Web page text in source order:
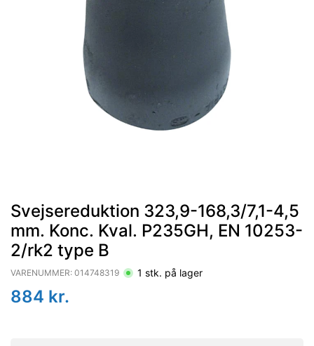
Svejsereduktion 323,9-168,3/7,1-4,5
mm. Konc. Kval. P235GH, EN 10253-
2/rk2 type B
VARENUMMER: 014748319 1 stk. på lager
884 kr.